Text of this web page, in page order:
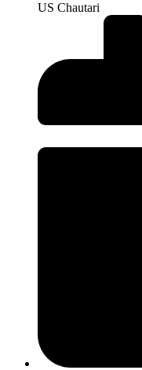
US Chautari